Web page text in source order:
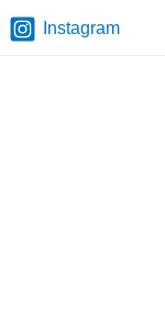
Instagram